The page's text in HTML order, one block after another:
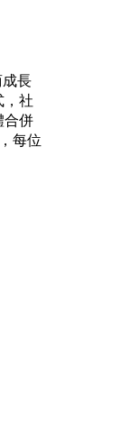
長
，社
合併
每位